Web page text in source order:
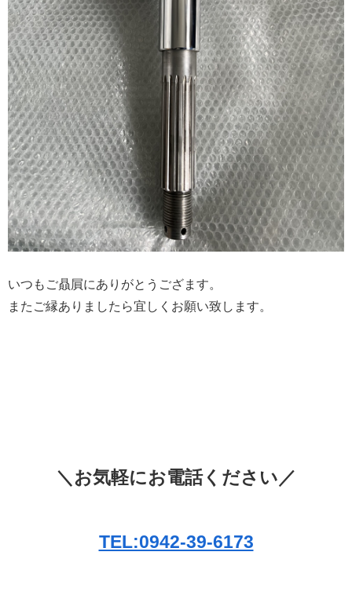
いつもご贔屓にありがとうござます。
またご縁ありましたら宜しくお願い致します。
＼お気軽にお電話ください／
TEL:0942-39-6173